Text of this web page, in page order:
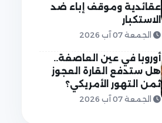
عقائدية وموقف إباء ضد
الاستكبار
الجمعة 07 آب 2026
أوروبا في عين العاصفة..
هل ستدفع القارة العجوز
ثمن التهور الأمريكي؟
الجمعة 07 آب 2026